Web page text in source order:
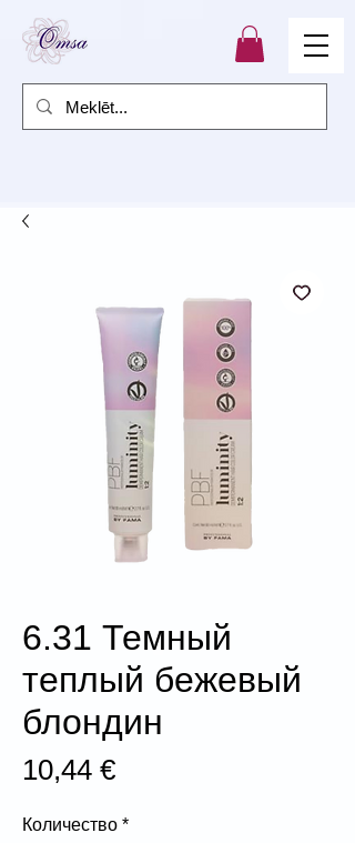
6.31 Темный
теплый бежевый
блондин
10,44 €Цена
Количество *